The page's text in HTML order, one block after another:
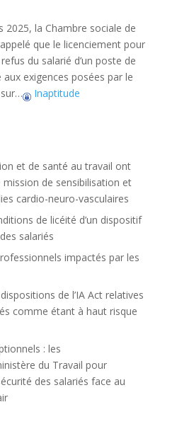
2025, la Chambre sociale de
que le licenciement pour
du salarié d’un poste de
exigences posées par le
Inaptitude
et de santé au travail ont
de sensibilisation et
cardio-neuro-vasculaires
de licéité d’un dispositif
salariés
impactés par les
de l’IA Act relatives
comme étant à haut risque
: les
du Travail pour
des salariés face au